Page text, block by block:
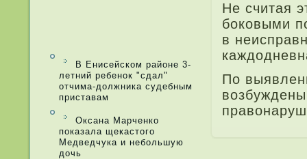
В Енисейском районе 3-
летний ребенок "сдал"
отчима-должника судебным
приставам
Оксана Марченко
показала щекастого
Медведчука и небольшую
дочь
Не считая
боковыми
в
По